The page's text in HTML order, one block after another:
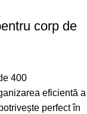
corp de
400
eficientă a
perfect în